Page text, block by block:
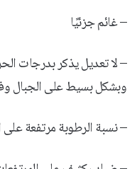
– غائم جزئيًا
– لا تعديل يذكر بدرجات
وبشكل بسيط على الجبال
– نسبة الرطوبة مرتفعة على